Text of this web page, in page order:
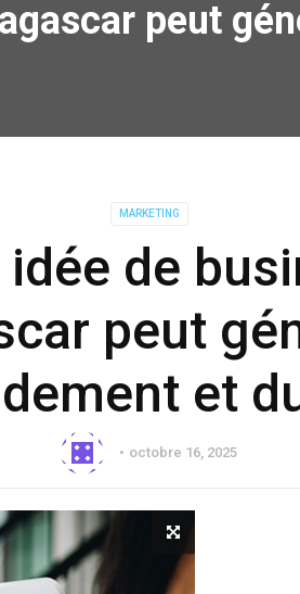
peut
MARKETING
idée de
peut
et
octobre 16, 2025